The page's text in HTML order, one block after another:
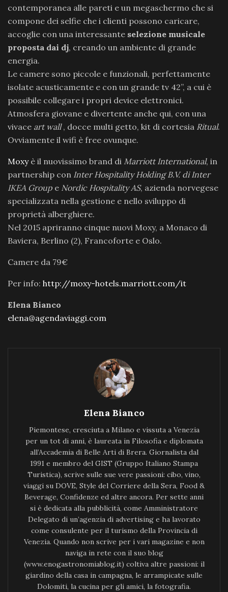
contemporanea alle pareti e un megaschermo che si
compone dei selfie che i clienti possono caricare,
accoglie con una interessante selezione musicale
proposta dai dj, creando un ambiente di grande
energia.
Le camere sono piccole e funzionali, perfettamente
isolate acusticamente e con un grande tv 42’’, a cui è
possibile collegare i propri device elettronici.
Atmosfera giovane e divertente anche qui, con una
vivace art wall, docce multi getto, kit di cortesia Ritual.
Ovviamente il wifi è free ovunque.
Moxy è il nuovissimo brand di Marriott International, in
partnership con Inter Hospitality Holding B.V. di Inter
IKEA Group e Nordic Hospitality AS, azienda norvegese
specializzata nella gestione e nello sviluppo di
proprietà alberghiere.
Nel 2015 apriranno cinque nuovi Moxy, a Monaco di
Baviera, Berlino (2), Francoforte e Oslo.
Camere da 79€
Per info: http://moxy-hotels.marriott.com/it
Elena Bianco
elena@agendaviaggi.com
Elena Bianco
Piemontese, cresciuta a Milano e vissuta a Venezia
per un tot di anni, è laureata in Filosofia e diplomata
all’Accademia di Belle Arti di Brera. Giornalista dal
1991 e membro del GIST (Gruppo Italiano Stampa
Turistica), scrive sulle sue vere passioni: cibo, vino,
viaggi su DOVE, Style del Corriere della Sera, Food &
Beverage, Confidenze ed altre ancora. Per sette anni
si è dedicata alla pubblicità, come Amministratore
Delegato di un’agenzia di advertising e ha lavorato
come consulente per il turismo della Provincia di
Venezia. Quando non scrive per i vari magazine e non
naviga in rete con il suo blog
(www.enogastronomiablog.it) coltiva altre passioni: il
giardino della casa in campagna, le arrampicate sulle
Dolomiti, la cucina per gli amici, la fotografia.